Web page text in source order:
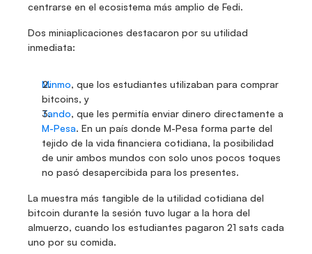
centrarse en el ecosistema más amplio de Fedi.
Dos miniaplicaciones destacaron por su utilidad
inmediata:
Minmo, que los estudiantes utilizaban para comprar
bitcoins, y
Tando
M-Pesa. En un país donde M-Pesa forma parte del
tejido de la vida financiera cotidiana, la posibilidad
de unir ambos mundos con solo unos pocos toques
no pasó desapercibida para los presentes.
La muestra más tangible de la utilidad cotidiana del
bitcoin durante la sesión tuvo lugar a la hora del
almuerzo, cuando los estudiantes pagaron 21 sats cada
uno por su comida.